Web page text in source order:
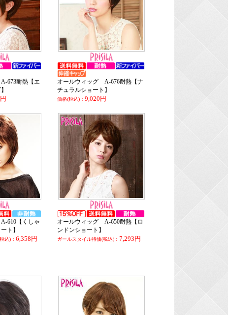
673耐熱【エ
オールウィッグ A-676耐熱【ナ
チュラルショート】
価格(税込)： 9,020円
610【くしゃ
ト】
込)： 6,358円
オールウィッグ A-650耐熱【ロ
ンドンショート】
ガールスタイル特価(税込)： 7,293円